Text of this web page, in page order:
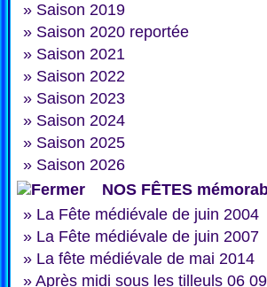
» Saison 2019
» Saison 2020 reportée
» Saison 2021
» Saison 2022
» Saison 2023
» Saison 2024
» Saison 2025
» Saison 2026
NOS FÊTES
» La Fête médiévale de juin 2004
» La Fête médiévale de juin 2007
» La fête médiévale de mai 2014
» Après midi sous les tilleuls 06